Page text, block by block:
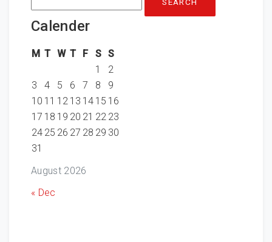
for:
Calender
August 2026
M T W T F S S
1
2
3
4 5 6 7 8
9
10 11 12 13 14 15 16
17 18 19 20 21 22 23
24 25 26 27 28 29 30
31
« Dec